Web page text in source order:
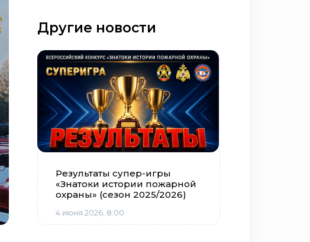
Другие новости
Результаты супер-игры
«Знатоки истории пожарной
охраны» (сезон 2025/2026)
4 июня 2026, 8:00